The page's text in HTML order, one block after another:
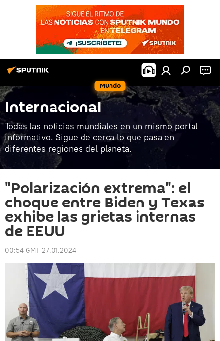
Mundo
Internacional
Todas las noticias mundiales en un mismo portal
informativo. Sigue de cerca lo que pasa en
diferentes regiones del planeta.
"Polarización extrema": el
choque entre Biden y Texas
exhibe las grietas internas
de EEUU
00:54 GMT 27.01.2024